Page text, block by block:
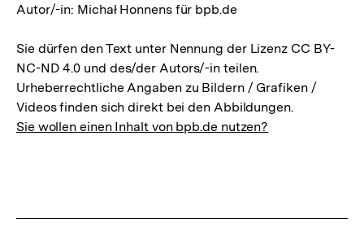
Autor/-in: Michał Honnens für bpb.de
Sie dürfen den Text unter Nennung der Lizenz CC BY-
NC-ND 4.0 und des/der Autors/-in teilen.
Urheberrechtliche Angaben zu Bildern / Grafiken /
Videos finden sich direkt bei den Abbildungen.
Sie wollen einen Inhalt von bpb.de nutzen?